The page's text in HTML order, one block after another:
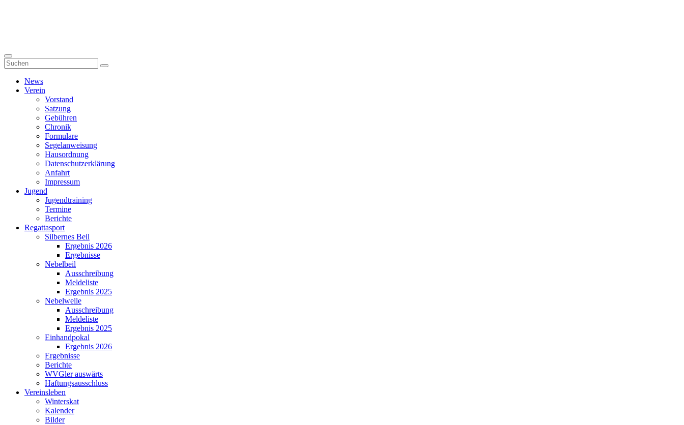
News
Verein
Vorstand
Satzung
Gebühren
Chronik
Formulare
Segelanweisung
Hausordnung
Datenschutzerklärung
Anfahrt
Impressum
Jugend
Jugendtraining
Termine
Berichte
Regattasport
Silbernes Beil
Ergebnis 2026
Ergebnisse
Nebelbeil
Ausschreibung
Meldeliste
Ergebnis 2025
Nebelwelle
Ausschreibung
Meldeliste
Ergebnis 2025
Einhandpokal
Ergebnis 2026
Ergebnisse
Berichte
WVGler auswärts
Haftungsausschluss
Vereinsleben
Winterskat
Kalender
Bilder